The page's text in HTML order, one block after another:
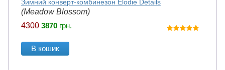
Зимний конверт-комбинезон Elodie Details
(Meadow Blossom)
4300 3870 грн.
В кошик